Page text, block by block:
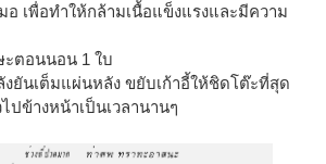
อ เพื่อทำให้กล้ามเนื้อแข็งแรงและมีความ
ะตอนนอน 1 ใบ
ยันเต็มแผ่นหลัง ขยับเก้าอี้ให้ชิดโต๊ะที่สุด
ปข้างหน้าเป็นเวลานานๆ